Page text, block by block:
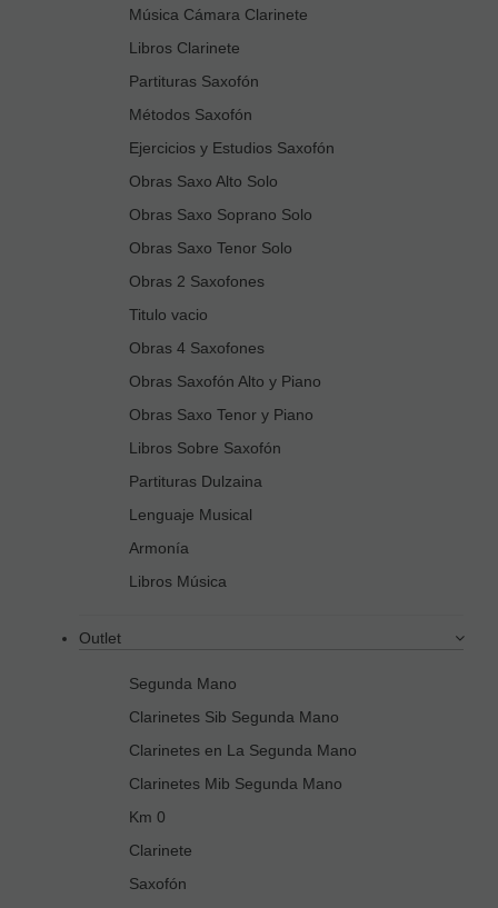
Música Cámara Clarinete
Libros Clarinete
Partituras Saxofón
Métodos Saxofón
Ejercicios y Estudios Saxofón
Obras Saxo Alto Solo
Obras Saxo Soprano Solo
Obras Saxo Tenor Solo
Obras 2 Saxofones
Titulo vacio
Obras 4 Saxofones
Obras Saxofón Alto y Piano
Obras Saxo Tenor y Piano
Libros Sobre Saxofón
Partituras Dulzaina
Lenguaje Musical
Armonía
Libros Música
Outlet
Segunda Mano
Clarinetes Sib Segunda Mano
Clarinetes en La Segunda Mano
Clarinetes Mib Segunda Mano
Km 0
Clarinete
Saxofón